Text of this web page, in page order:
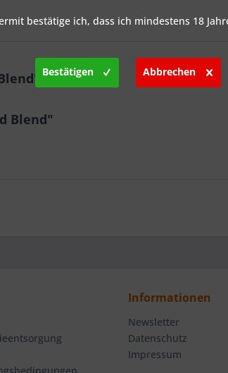
Blend"
Informationen
Newsletter
Datenschutz
Impressum
bestätige ich, dass ich mindestens 18
Bestätigen Abbrechen